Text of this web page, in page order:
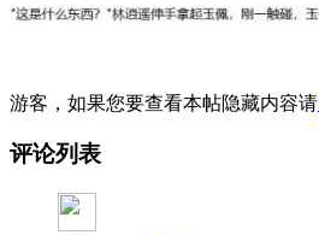
游客，如果您要查看本帖隐藏内容请
评论列表